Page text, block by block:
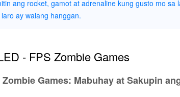
ang rocket, gamot at adrenaline kung gusto mo sa
ay walang hanggan.
- FPS Zombie Games
Zombie Games: Mabuhay at Sakupin